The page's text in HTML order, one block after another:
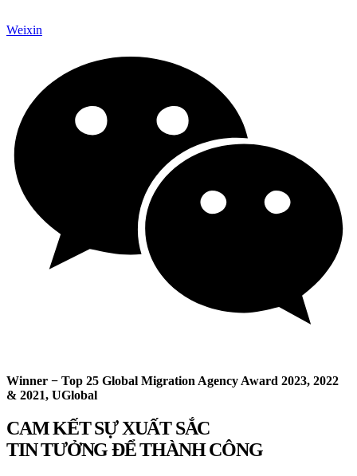
Weixin
Winner − Top 25 Global Migration Agency Award 2023, 2022
& 2021, UGlobal
CAM KẾT SỰ XUẤT SẮC
TIN TƯỞNG ĐỂ THÀNH CÔNG